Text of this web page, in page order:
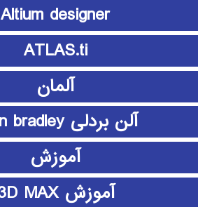
Altium designer
ATLAS.ti
آلمان
آلن بردلی Allen bradley
آموزش
آموزش 3D MAX